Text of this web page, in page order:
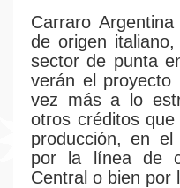
Carraro
de origen
sector de punta
verán el proyecto
vez más a lo
otros créditos
producción, en
por la línea de
Central o bien por